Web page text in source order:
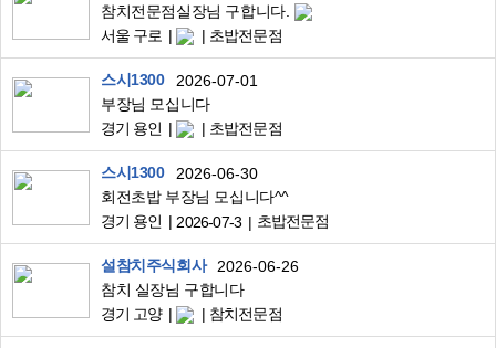
참치전문점실장님 구합니다.
서울 구로
초밥전문점
스시1300
2026-07-01
부장님 모십니다
경기 용인
초밥전문점
스시1300
2026-06-30
회전초밥 부장님 모십니다^^
경기 용인
2026-07-3 초밥전문점
설참치주식회사
2026-06-26
참치 실장님 구합니다
경기 고양
참치전문점